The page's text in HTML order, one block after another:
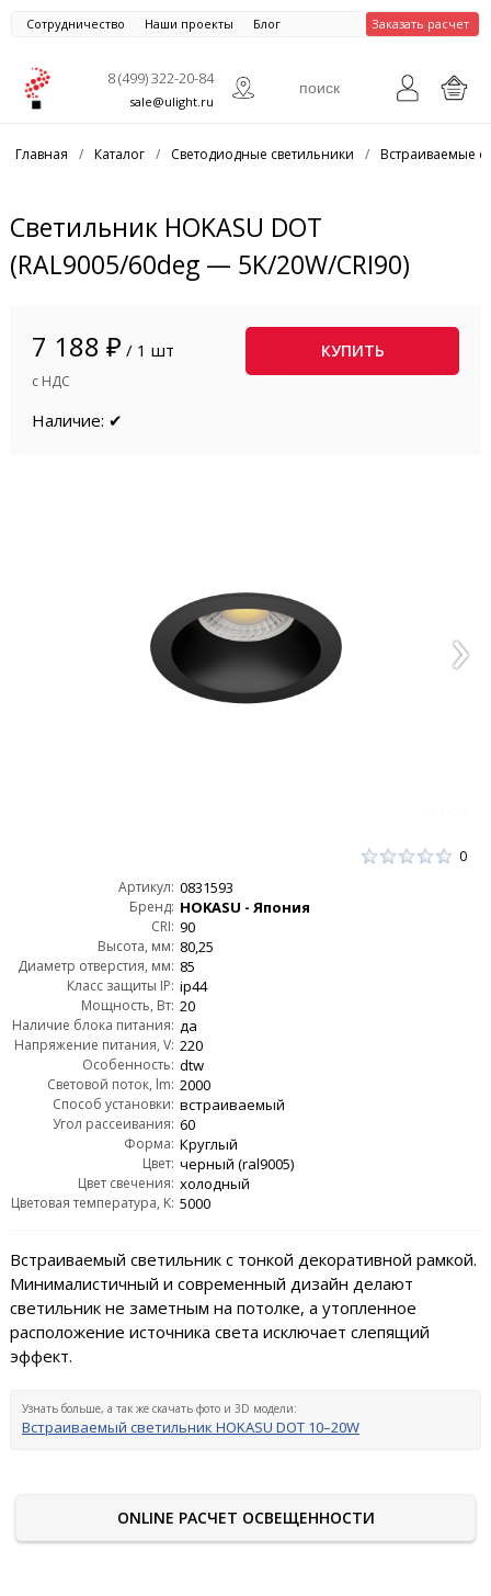
Сотрудничество Наши проекты Блог Заказать расчет
8 (499) 322-20-84
sale@ulight.ru
Главная / Каталог / Светодиодные светильники / Встраиваемые
Светильник HOKASU DOT
(RAL9005/60deg — 5K/20W/CRI90)
7 188 ₽ / 1 шт
с НДС
КУПИТЬ
Наличие: ✔
0
Артикул: 0831593
Бренд: HOKASU - Япония
CRI: 90
Высота, мм: 80,25
Диаметр отверстия, мм: 85
Класс защиты IP: ip44
Мощность, Вт: 20
Наличие блока питания: да
Напряжение питания, V: 220
Особенность: dtw
Световой поток, lm: 2000
Способ установки: встраиваемый
Угол рассеивания: 60
Форма: Круглый
Цвет: черный (ral9005)
Цвет свечения: холодный
Цветовая температура, K: 5000
Встраиваемый светильник с тонкой декоративной рамкой.
Минималистичный и современный дизайн делают
светильник не заметным на потолке, а утопленное
расположение источника света исключает слепящий
эффект.
Узнать больше, а так же скачать фото и 3D модели:
Встраиваемый светильник HOKASU DOT 10–20W
ONLINE РАСЧЕТ ОСВЕЩЕННОСТИ